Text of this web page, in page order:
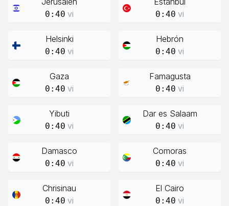
0:40 vi 0:40 vi
Helsinki
0:40 vi
Hebrón
0:40 vi
Gaza
0:40 vi
Famagusta
0:40 vi
Yibuti
0:40 vi
Dar es Salaam
0:40 vi
Damasco
0:40 vi
Comoras
0:40 vi
Chrisinau
0:40 vi
El Cairo
0:40 vi